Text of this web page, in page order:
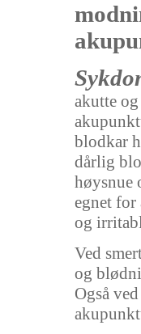
akutte
blodkar
dårlig
høysnue
egnet for
og
Ved
og
Også